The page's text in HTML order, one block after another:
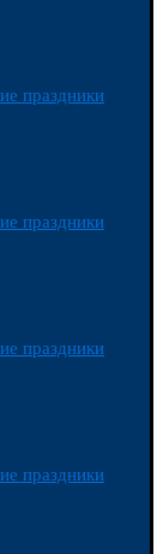
праздники
праздники
праздники
праздники